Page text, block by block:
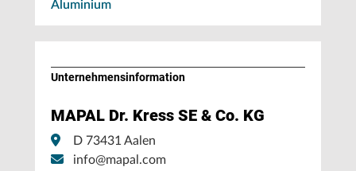
Aluminium
Unternehmens­information
MAPAL Dr. Kress SE & Co. KG
D 73431 Aalen
info@mapal.com